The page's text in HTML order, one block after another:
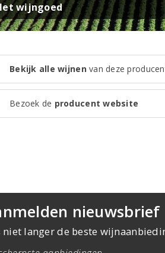
wijngoed
Bekijk alle wijnenvan deze
Bezoek de producent website
nieuwsbrief
niet langer de beste